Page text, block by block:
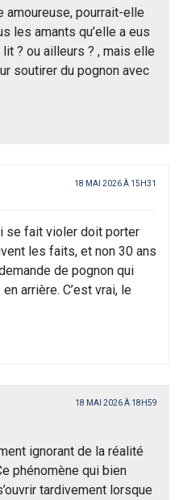
amoureuse, pourrait-elle
les amants qu’elle a eus
? ou ailleurs ? , mais elle
soutirer du pognon avec
18 MAI 2026 À 15H31
se fait violer doit porter
les faits, et non 30 ans
de pognon qui
arrière. C’est vrai, le
18 MAI 2026 À 18H59
ignorant de la réalité
phénomène qui bien
tardivement lorsque